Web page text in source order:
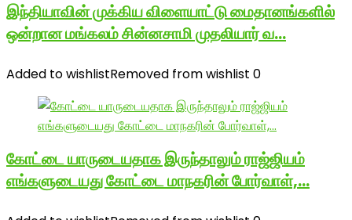
இந்தியாவின் முக்கிய விளையாட்டு மைதானங்களில்
ஒன்றான மங்கலம் சின்னசாமி முதலியார் வ…
Added to wishlistRemoved from wishlist 0
கோட்டை யாருடையதாக இருந்தாலும் ராஜ்ஜியம்
எங்களுடையது கோட்டை மாநகரின் போர்வாள்,…